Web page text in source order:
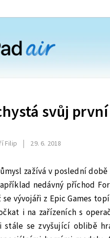
svůj
Filip 29. 6. 2018
zažívá v poslední
nedávný příchod
vývojáři z Epic Games
i na zařízeních s
se zvyšující oblibě